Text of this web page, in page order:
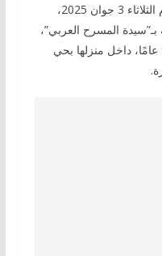
ودع الوسط الفني العربي صباح اليوم الثلاثاء 3 جوان 2025،
بـ”سيدة المسرح العربي”،
والتي وافتها المنية عن عمر يناهز 93 عامًا، داخل منزلها بحي